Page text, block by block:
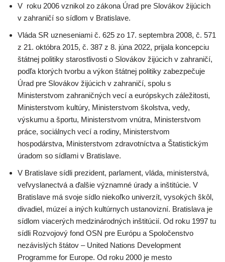
V roku 2006 vznikol zo zákona Úrad pre Slovákov žijúcich
v zahraničí so sídlom v Bratislave.
Vláda SR uzneseniami č. 625 zo 17. septembra 2008, č. 571
z 21. októbra 2015, č. 387 z 8. júna 2022, prijala koncepciu
štátnej politiky starostlivosti o Slovákov žijúcich v zahraničí,
podľa ktorých tvorbu a výkon štátnej politiky zabezpečuje
Úrad pre Slovákov žijúcich v zahraničí, spolu s
Ministerstvom zahraničných vecí a európskych záležitosti,
Ministerstvom kultúry, Ministerstvom školstva, vedy,
výskumu a športu, Ministerstvom vnútra, Ministerstvom
práce, sociálnych vecí a rodiny, Ministerstvom
hospodárstva, Ministerstvom zdravotníctva a Štatistickým
úradom so sídlami v Bratislave.
V Bratislave sídli prezident, parlament, vláda, ministerstvá,
veľvyslanectvá a ďalšie významné úrady a inštitúcie. V
Bratislave má svoje sídlo niekoľko univerzít, vysokých škôl,
divadiel, múzeí a iných kultúrnych ustanovizní. Bratislava je
sídlom viacerých medzinárodných inštitúcií. Od roku 1997 tu
sídli Rozvojový fond OSN pre Európu a Spoločenstvo
nezávislých štátov – United Nations Development
Programme for Europe. Od roku 2000 je mesto